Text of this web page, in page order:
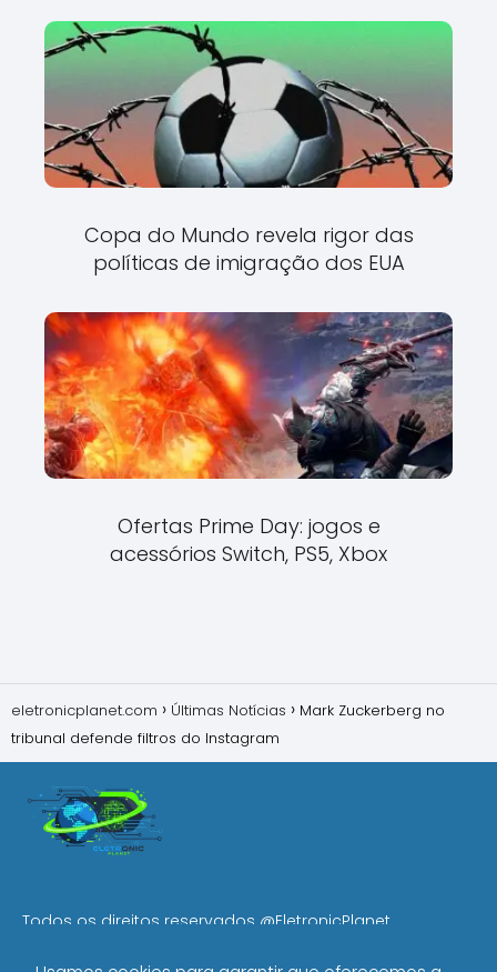
Copa do Mundo revela rigor das
políticas de imigração dos EUA
Ofertas Prime Day: jogos e
acessórios Switch, PS5, Xbox
eletronicplanet.com Últimas Notícias
Mark Zuckerberg no
tribunal defende filtros do Instagram
Todos os direitos reservados @EletronicPlanet